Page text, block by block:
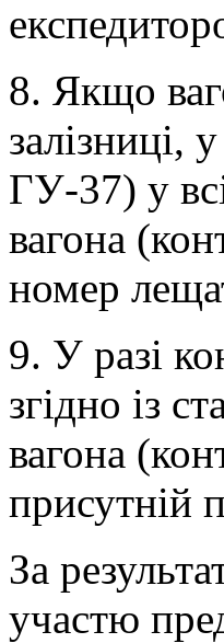
8. Якщо
залізниці,
ГУ-37) у
вагона
номер
9. У разі
згідно із
вагона
присутній
За
участю